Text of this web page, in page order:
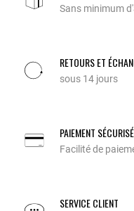
Sans minimum
RETOURS ET
sous 14 jours
PAIEMENT SÉCURISÉ
Facilité de
SERVICE CLIENT